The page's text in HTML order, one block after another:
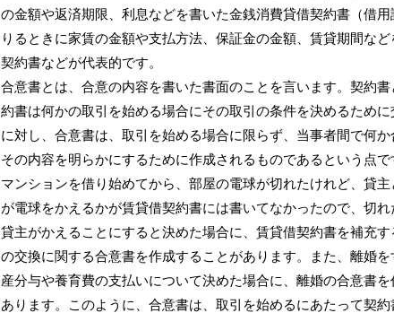
の金額や返済期限、利息などを書いた金銭消費貸借契約書（借
りるときに家賃の金額や支払方法、保証金の金額、賃貸期間な
契約書などが代表的です。
合意書とは、合意の内容を書いた書面のことを言います。契約
約書は何かの取引を始める場合にその取引の条件を決めるため
に対し、合意書は、取引を始める場合に限らず、当事者間で何か
その内容を明らかにするために作成されるものであるという点で
マンションを借り始めてから、部屋の電球が切れたけれど、貸主
が電球をかえるかが賃貸借契約書には書いてなかったので、切れ
貸主がかえることにすると決めた場合に、賃貸借契約書を補充
の交換に関する合意書を作成することがあります。また、離婚
産分与や養育費の支払いについて決めた場合に、離婚の合意書を
あります。このように、合意書は、取引を始めるにあたって契約